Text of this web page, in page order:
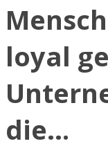
loyal
die…